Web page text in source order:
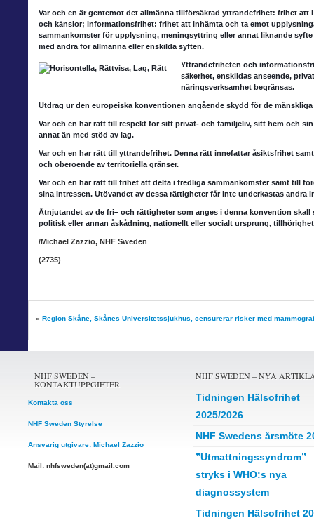
Var och en är gentemot det allmänna tillförsäkrad yttrandefrihet: frihet att
och känslor; informationsfrihet: frihet att inhämta och ta emot
sammankomster för upplysning, meningsyttring eller annat liknande
med andra för allmänna eller enskilda syften.
Yttrandefriheten och
säkerhet, enskildas anseende,
näringsverksamhet begränsas.
Utdrag ur den europeiska konventionen angående skydd för de
Var och en har rätt till respekt för sitt privat- och familjeliv, sitt hem och
annat än med stöd av lag.
Var och en har rätt till yttrandefrihet. Denna rätt innefattar åsiktsfrihet
och oberoende av territoriella gränser.
Var och en har rätt till frihet att delta i fredliga sammankomster samt till
sina intressen. Utövandet av dessa rättigheter får inte underkastas andra
Åtnjutandet av de fri– och rättigheter som anges i denna konvention
politisk eller annan åskådning, nationellt eller socialt ursprung,
/Michael Zazzio, NHF Sweden
(2735)
« Region Skåne, Skånes Universitetssjukhus, censurerar risker med
NHF SWEDEN –
KONTAKTUPPGIFTER
Kontakta oss
NHF Sweden Styrelse
Ansvarig utgivare: Michael Zazzio
Mail: nhfsweden(at)gmail.com
NHF SWEDEN – NYA
Tidningen Hälsofrihet
2025/2026
NHF Swedens årsmöte
”Utmattningssyndrom”
stryks i WHO:s nya
diagnossystem
Tidningen Hälsofrihet